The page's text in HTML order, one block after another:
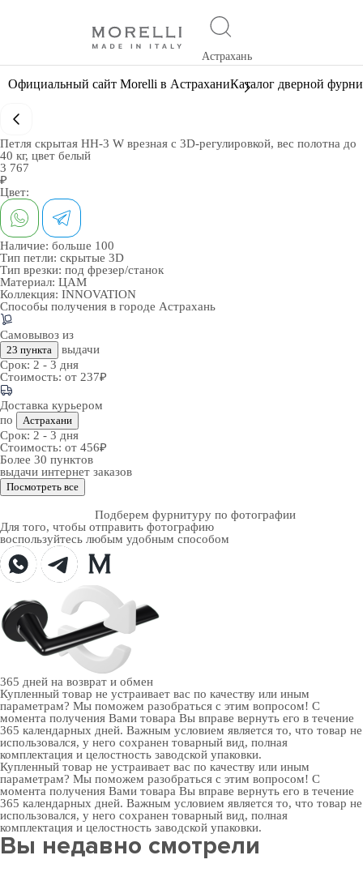
Астрахань
Официальный сайт Morelli в АстраханиКаталог дверной
Петля скрытая HH-3 W врезная с 3D-регулировкой, вес полотна до
40 кг, цвет белый
3 767
₽
Цвет:
Наличие: больше 100
Тип петли: скрытые 3D
Тип врезки: под фрезер/станок
Материал: ЦАМ
Коллекция: INNOVATION
Способы получения в городе Астрахань
Самовывоз из
23 пункта
выдачи
Срок: 2 - 3 дня
Стоимость: от 237₽
Доставка курьером
по
Астрахани
Срок: 2 - 3 дня
Стоимость: от 456₽
Более 30 пунктов
выдачи интернет заказов
Посмотреть все
Подберем фурнитуру по фотографии
Для того, чтобы отправить фотографию
воспользуйтесь любым удобным способом
365 дней на возврат и обмен
Купленный товар не устраивает вас по качеству или иным
параметрам? Мы поможем разобраться с этим вопросом! С
момента получения Вами товара Вы вправе вернуть его в течение
365 календарных дней. Важным условием является то, что товар не
использовался, у него сохранен товарный вид, полная
комплектация и целостность заводской упаковки.
Купленный товар не устраивает вас по качеству или иным
параметрам? Мы поможем разобраться с этим вопросом! С
момента получения Вами товара Вы вправе вернуть его в течение
365 календарных дней. Важным условием является то, что товар не
использовался, у него сохранен товарный вид, полная
комплектация и целостность заводской упаковки.
Вы недавно смотрели